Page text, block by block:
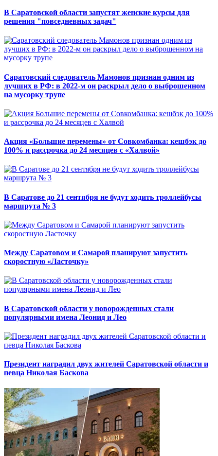
В Саратовской области запустят женские курсы для
решения "повседневных задач"
Саратовский следователь Мамонов признан одним из
лучших в РФ: в 2022-м он раскрыл дело о выброшенном
на мусорку трупе
Акция «Большие перемены» от Совкомбанка: кешбэк до
100% и рассрочка до 24 месяцев с «Халвой»
В Саратове до 21 сентября не будут ходить троллейбусы
маршрута № 3
Между Саратовом и Самарой планируют запустить
скоростную «Ласточку»
В Саратовской области у новорожденных стали
популярными имена Леонид и Лео
Президент наградил двух жителей Саратовской области и
певца Николая Баскова